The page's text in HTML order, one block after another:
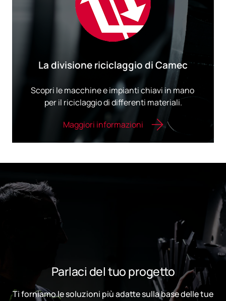
La divisione riciclaggio di Camec
Scopri le macchine​ ​e​ ​impianti​ ​chiavi​ ​in​ ​mano​ ​
per​ ​il riciclaggio​ ​di​ ​differenti​ ​materiali.
Maggiori informazioni
Parlaci del tuo progetto
Ti forniamo le soluzioni più adatte sulla base delle tue